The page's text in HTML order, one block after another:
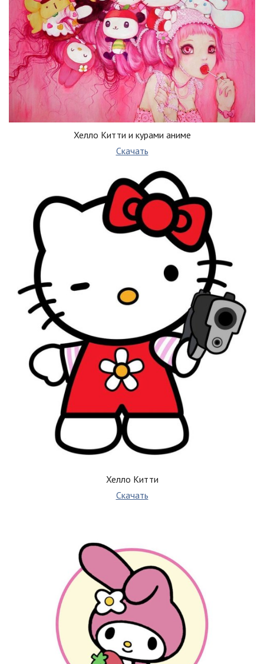
Хелло Китти и курами аниме
Скачать
Хелло Китти
Скачать